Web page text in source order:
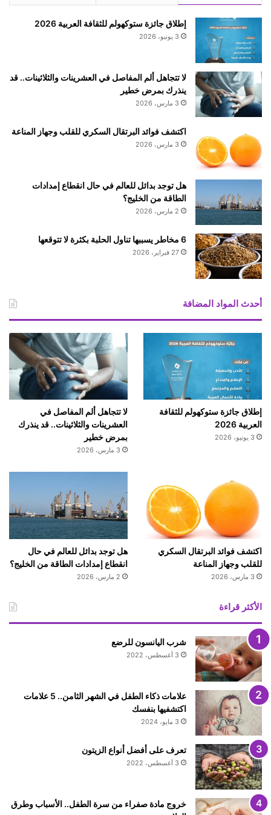
ل
م
ت
ك
ح
و
ا
ل
ي
د
ل
ث
ل
و
ج
ت
م
د
ب
إطلاق جائزة ستوكهولم للثقافة العربية 2026
3 يونيو، 2026
لا تتجاهل ألم المفاصل في العشرينات والثلاثينات.. قد
ينذرك بمرض خطير
3 مارس، 2026
اكتشف فوائد البرتقال السكري للقلب وجهاز المناعة
3 مارس، 2026
هل توجد بدائل للعالم في حال انقطاع إمدادات
الطاقة من الخليج؟
2 مارس، 2026
6 مخاطر يسببها تناول الحلبة بكثرة لا تتوقعها
27 فبراير، 2026
أحدث المواد المضافة
إطلاق جائزة ستوكهولم للثقافة
العربية 2026
3 يونيو، 2026
لا تتجاهل ألم المفاصل في
العشرينات والثلاثينات.. قد ينذرك
بمرض خطير
3 مارس، 2026
اكتشف فوائد البرتقال السكري
للقلب وجهاز المناعة
3 مارس، 2026
هل توجد بدائل للعالم في حال
انقطاع إمدادات الطاقة من الخليج؟
2 مارس، 2026
الأكثر قراءة
شرب اليانسون للرضع
3 أغسطس، 2022
علامات ذكاء الطفل في الشهر الثامن.. 5 علامات
اكتشفيها بنفسك
3 مايو، 2024
تعرف على أفضل أنواع الزيتون
3 أغسطس، 2022
خروج مادة صفراء من سرة الطفل.. الأسباب وطرق